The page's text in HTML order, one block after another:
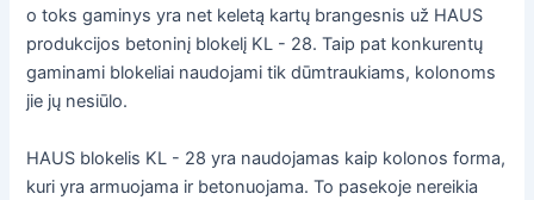
o toks gaminys yra net keletą kartų brangesnis už HAUS
produkcijos betoninį blokelį KL - 28. Taip pat konkurentų
gaminami blokeliai naudojami tik dūmtraukiams, kolonoms
jie jų nesiūlo.
HAUS blokelis KL - 28 yra naudojamas kaip kolonos forma,
kuri yra armuojama ir betonuojama. To pasekoje nereikia